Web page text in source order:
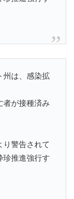
州は、感染拡
者が接種済み
り警告されて
珍推進強行す